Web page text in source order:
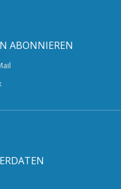
ABONNIEREN